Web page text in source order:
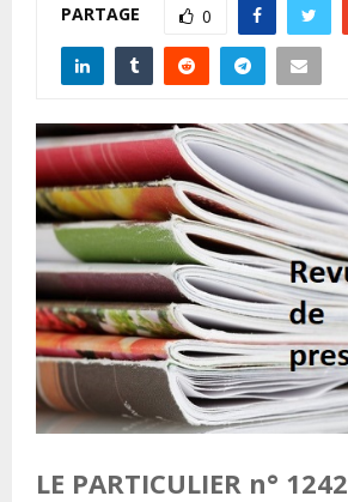
PARTAGE 0
LE PARTICULIER n° 1242